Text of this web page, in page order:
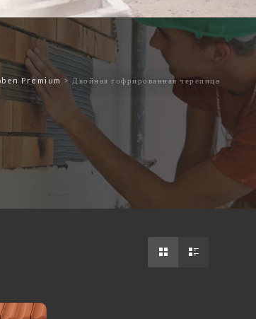
Premium > Двойная гофрированная черепица